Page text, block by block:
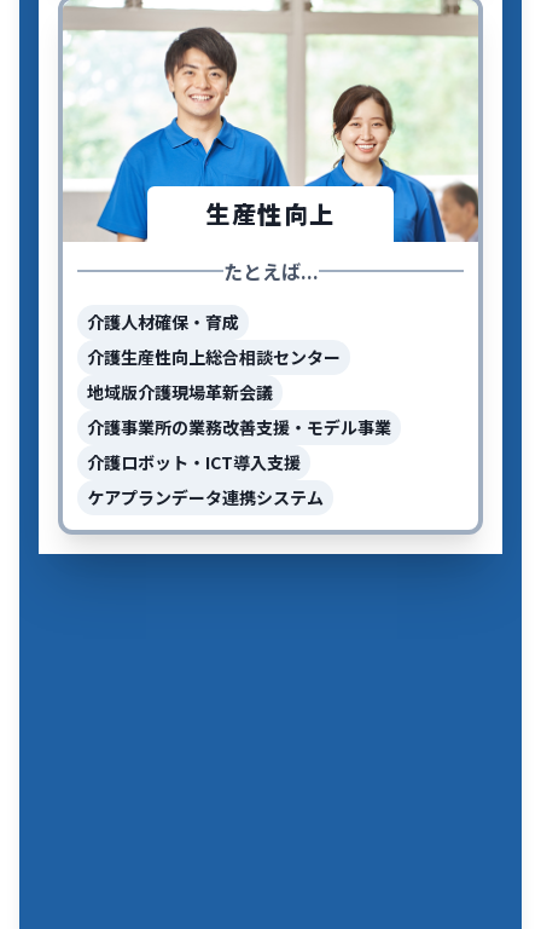
生産性向上
たとえば...
介護人材確保・育成
介護生産性向上総合相談センター
地域版介護現場革新会議
介護事業所の業務改善支援・モデル事業
介護ロボット・ICT導入支援
ケアプランデータ連携システム